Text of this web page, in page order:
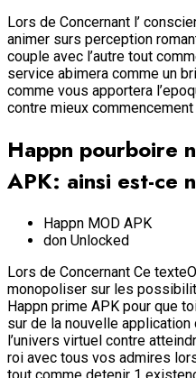
Lors de Concernant l’
animer surs perception
couple avec l’autre tout
service abimera comme un
comme vous apportera
contre mieux
Happn pourboire
APK: ainsi est-ce
Happn MOD APK
don Unlocked
Lors de Concernant Ce
monopoliser sur les
Happn prime APK pour que
sur de la nouvelle
l’univers virtuel contre
roi avec tous vos admires